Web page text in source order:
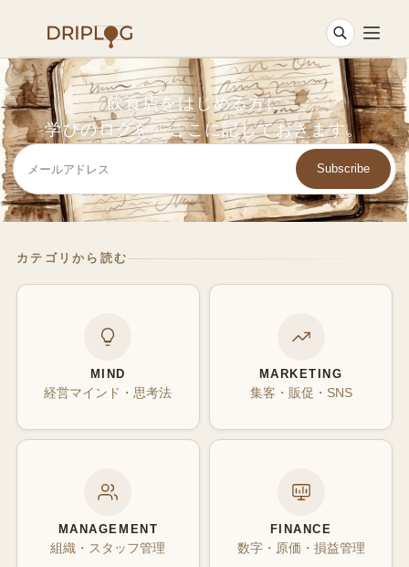
飲食店をはじめる方に。
学びのログを、ここに記しておきます。
Subscribe
カテゴリから読む
MIND
経営マインド・思考法
MARKETING
集客・販促・SNS
MANAGEMENT
組織・スタッフ管理
FINANCE
数字・原価・損益管理